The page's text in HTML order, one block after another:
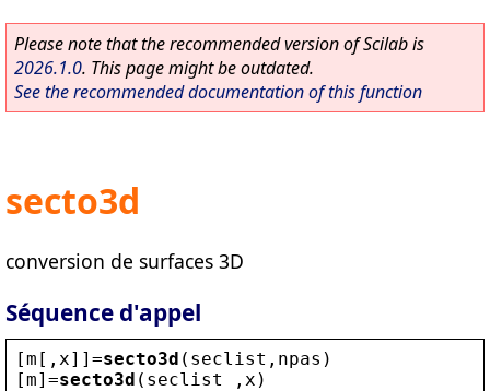
Please note that the recommended version of Scilab is
2026.1.0. This page might be outdated.
See the recommended documentation of this function
secto3d
conversion de surfaces 3D
Séquence d'appel
[m [, x]]=secto3d ( seclist , npas )
[m]=secto3d ( seclist , x )